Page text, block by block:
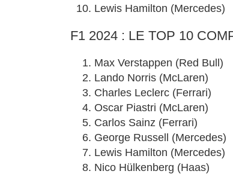
Lewis Hamilton (Mercedes)
F1 2024 : LE TOP 10
Max Verstappen (Red Bull)
Lando Norris (McLaren)
Charles Leclerc (Ferrari)
Oscar Piastri (McLaren)
Carlos Sainz (Ferrari)
George Russell (Mercedes)
Lewis Hamilton (Mercedes)
Nico Hülkenberg (Haas)